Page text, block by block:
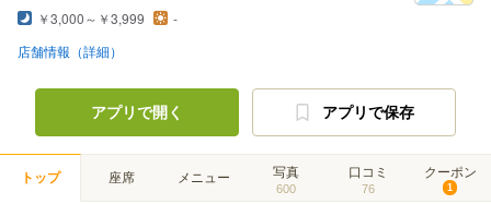
￥3,000～￥3,999 -
店舗情報（詳細）
アプリで開く アプリで保存
トップ 座席 メニュー 写真
600
口コミ
76
クーポン
1